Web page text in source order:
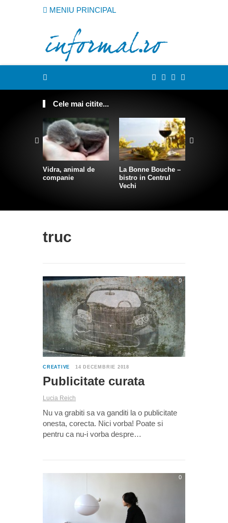
MENIU PRINCIPAL
Cele mai citite...
Vidra, animal de
companie
La Bonne Bouche –
bistro in Centrul
Vechi
truc
CREATIVE 14 DECEMBRIE 2018
Publicitate curata
0
Lucia Reich
Nu va grabiti sa va ganditi la o publicitate
onesta, corecta. Nici vorba! Poate si
pentru ca nu-i vorba despre…
0